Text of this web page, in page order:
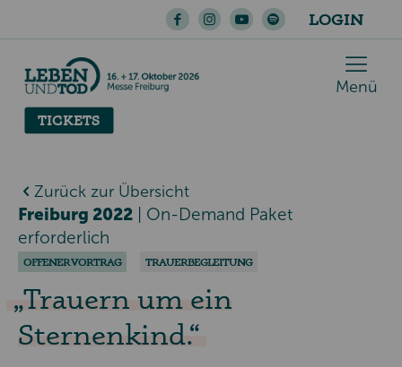
LOGIN
TICKETS
Menü
Zurück zur Übersicht
Freiburg 2022
On-Demand Paket
erforderlich
OFFENER VORTRAG TRAUERBEGLEITUNG
Trauern um ein
Sternenkind.